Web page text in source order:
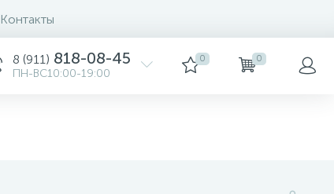
Контакты
8 (911) 818-08-45
ПН-ВС10:00-19:00
0 0